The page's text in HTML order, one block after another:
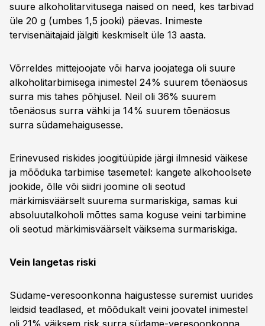
suure alkoholitarvitusega naised on need, kes tarbivad
üle 20 g (umbes 1,5 jooki) päevas. Inimeste
tervisenäitajaid jälgiti keskmiselt üle 13 aasta.
Võrreldes mittejoojate või harva joojatega oli suure
alkoholitarbimisega inimestel 24% suurem tõenäosus
surra mis tahes põhjusel. Neil oli 36% suurem
tõenäosus surra vähki ja 14% suurem tõenäosus
surra südamehaigusesse.
Erinevused riskides joogitüüpide järgi ilmnesid väikese
ja mõõduka tarbimise tasemetel: kangete alkohoolsete
jookide, õlle või siidri joomine oli seotud
märkimisväärselt suurema surmariskiga, samas kui
absoluutalkoholi mõttes sama koguse veini tarbimine
oli seotud märkimisväärselt väiksema surmariskiga.
Vein langetas riski
Südame-veresoonkonna haigustesse suremist uurides
leidsid teadlased, et mõõdukalt veini joovatel inimestel
oli 21% väiksem risk surra südame-veresoonkonna